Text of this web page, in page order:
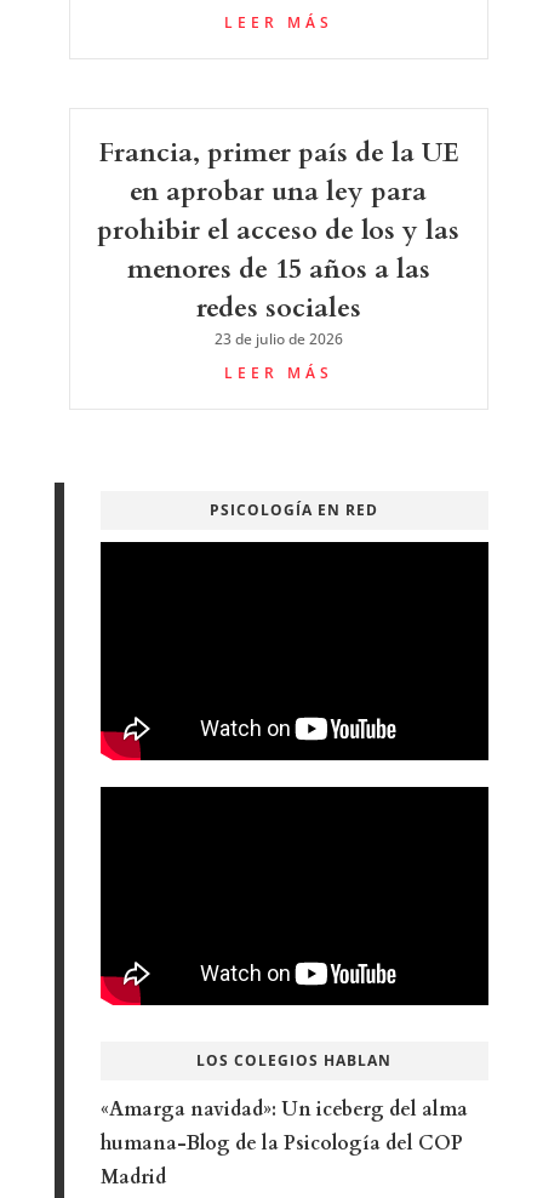
LEER MÁS
Francia, primer país de la UE
en aprobar una ley para
prohibir el acceso de los y las
menores de 15 años a las
redes sociales
23 de julio de 2026
LEER MÁS
PSICOLOGÍA EN RED
LOS COLEGIOS HABLAN
«Amarga navidad»: Un iceberg del alma
humana-Blog de la Psicología del COP
Madrid